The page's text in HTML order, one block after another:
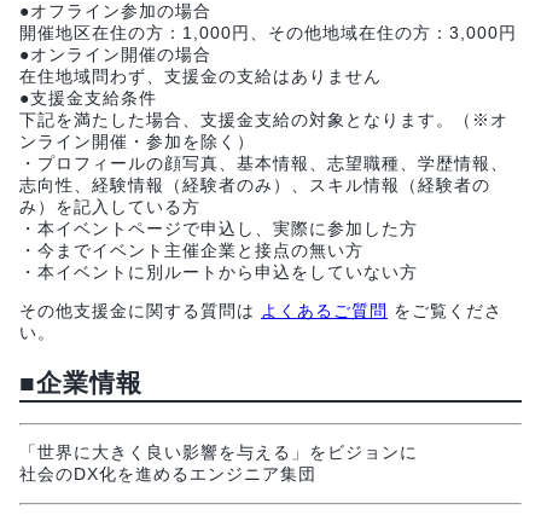
●オフライン参加の場合
開催地区在住の方：1,000円、その他地域在住の方：3,000円
●オンライン開催の場合
在住地域問わず、支援金の支給はありません
●支援金支給条件
下記を満たした場合、支援金支給の対象となります。（※オ
ンライン開催・参加を除く）
・プロフィールの顔写真、基本情報、志望職種、学歴情報、
志向性、経験情報（経験者のみ）、スキル情報（経験者の
み）を記入している方
・本イベントページで申込し、実際に参加した方
・今までイベント主催企業と接点の無い方
・本イベントに別ルートから申込をしていない方
その他支援金に関する質問は よくあるご質問 をご覧くださ
い。
■企業情報
「世界に大きく良い影響を与える」をビジョンに
社会のDX化を進めるエンジニア集団